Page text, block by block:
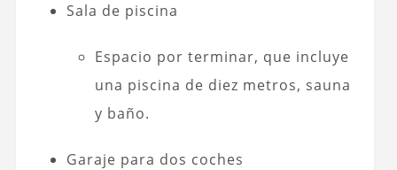
Sala de piscina
Espacio por terminar, que incluye
una piscina de diez metros, sauna
y baño.
Garaje para dos coches